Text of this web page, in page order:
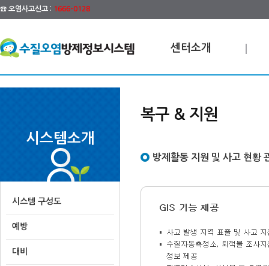
☎ 오염사고신고 : 1666-0128
센터소개
시스템소개
시스템 구성도
예방
대비
복구 & 지원
방제활동 지원 및 사고 현황